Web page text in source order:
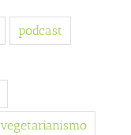
podcast
vegetarianismo